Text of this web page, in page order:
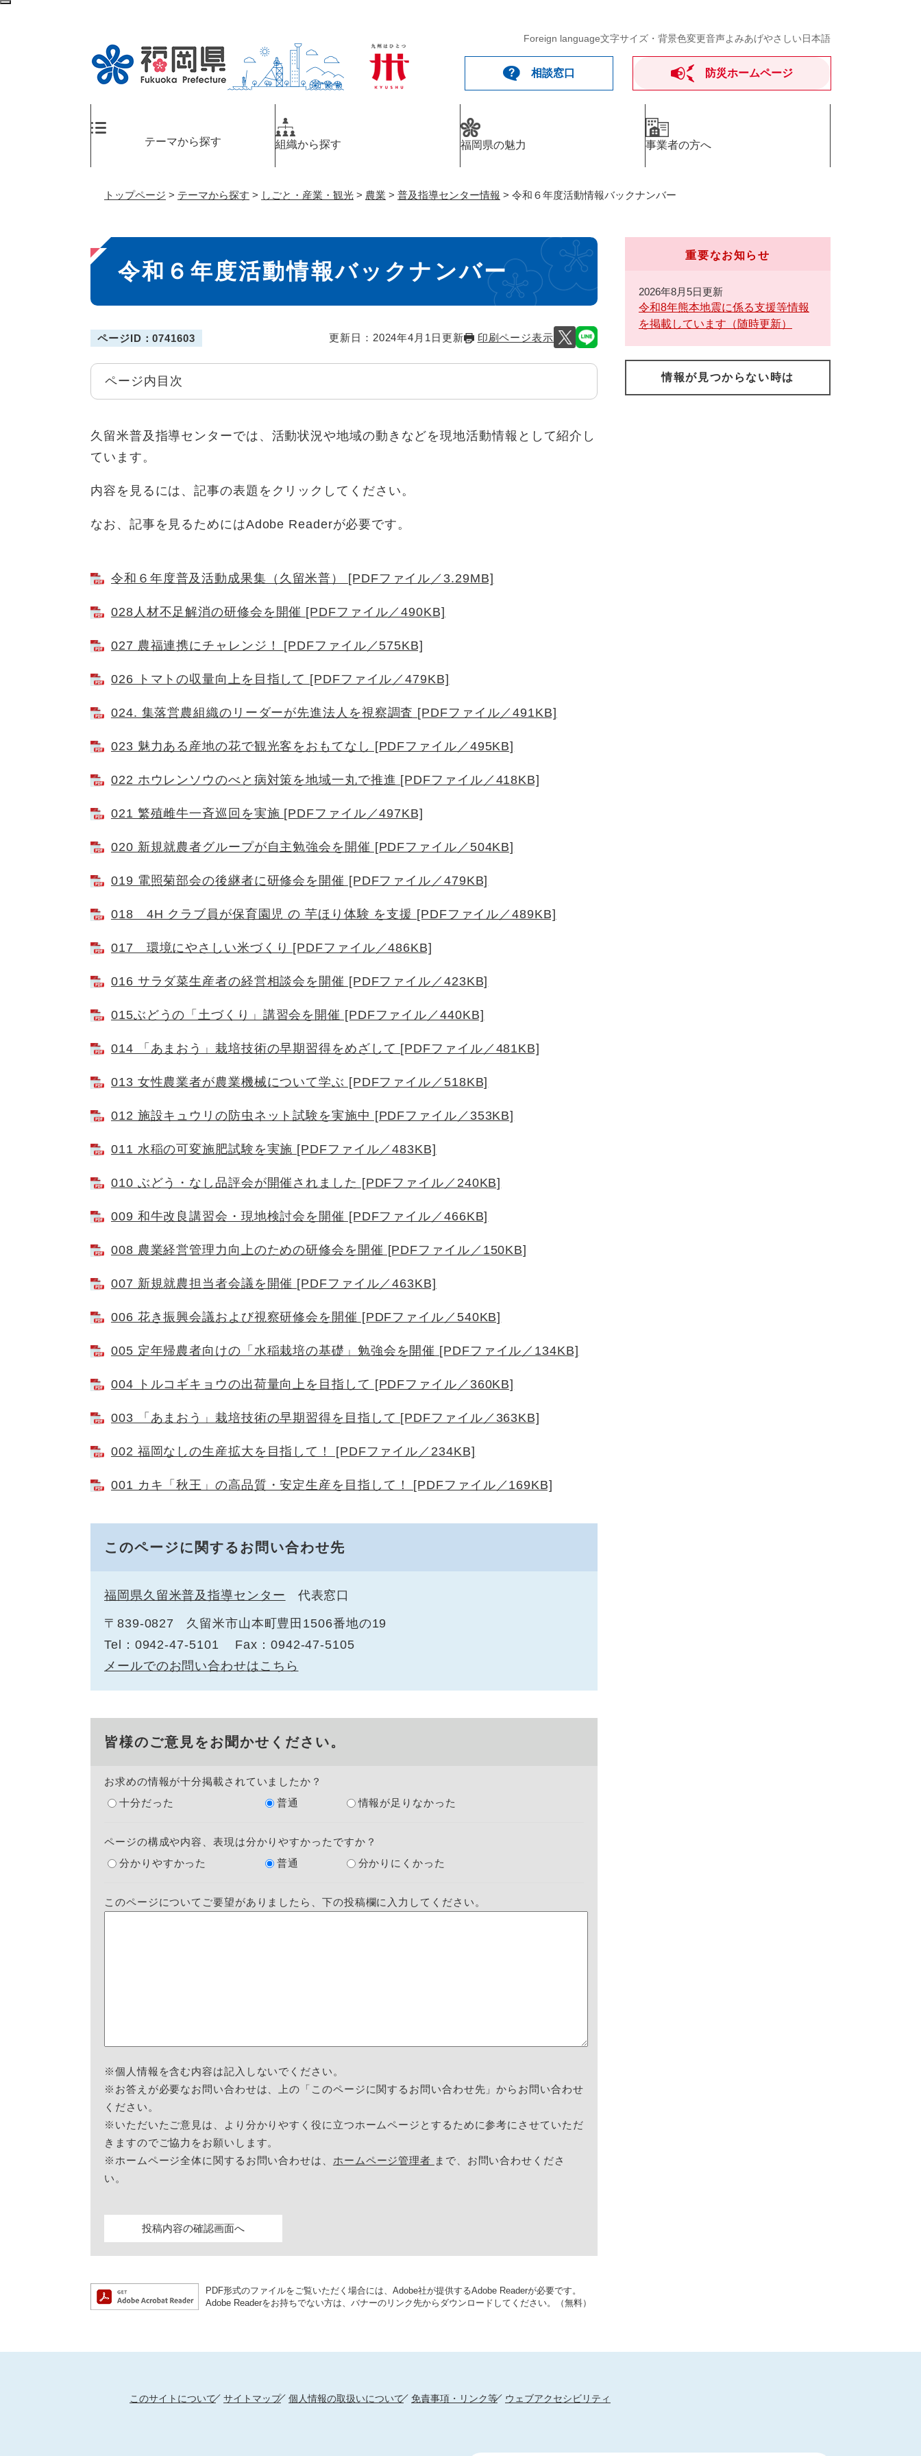
ペ
Foreign language文字サイズ・背景色変更音声よみあげやさしい日本語
相談窓口 防災ホームページ
テーマから探す 組織から探す 福岡県の魅力 事業者の方へ
トップページ > テーマから探す > しごと・産業・観光 > 農業 > 普及指導センター情報 > 令和６年度活動情報バックナンバー
本
文
令和６年度活動情報バックナンバー
ページID：0741603 更新日：2024年4月1日更新 印刷ページ表示
ページ内目次
久留米普及指導センターでは、活動状況や地域の動きなどを現地活動情報として紹介し
ています。
内容を見るには、記事の表題をクリックしてください。
なお、記事を見るためにはAdobe Readerが必要です。
令和６年度普及活動成果集（久留米普） [PDFファイル／3.29MB]
028人材不足解消の研修会を開催 [PDFファイル／490KB]
027 農福連携にチャレンジ！ [PDFファイル／575KB]
026 トマトの収量向上を目指して [PDFファイル／479KB]
024. 集落営農組織のリーダーが先進法人を視察調査 [PDFファイル／491KB]
023 魅力ある産地の花で観光客をおもてなし [PDFファイル／495KB]
022 ホウレンソウのべと病対策を地域一丸で推進 [PDFファイル／418KB]
021 繁殖雌牛一斉巡回を実施 [PDFファイル／497KB]
020 新規就農者グループが自主勉強会を開催 [PDFファイル／504KB]
019 電照菊部会の後継者に研修会を開催 [PDFファイル／479KB]
018 4H クラブ員が保育園児 の 芋ほり体験 を支援 [PDFファイル／489KB]
017 環境にやさしい米づくり [PDFファイル／486KB]
016 サラダ菜生産者の経営相談会を開催 [PDFファイル／423KB]
015ぶどうの「土づくり」講習会を開催 [PDFファイル／440KB]
014 「あまおう」栽培技術の早期習得をめざして [PDFファイル／481KB]
013 女性農業者が農業機械について学ぶ [PDFファイル／518KB]
012 施設キュウリの防虫ネット試験を実施中 [PDFファイル／353KB]
011 水稲の可変施肥試験を実施 [PDFファイル／483KB]
010 ぶどう・なし品評会が開催されました [PDFファイル／240KB]
009 和牛改良講習会・現地検討会を開催 [PDFファイル／466KB]
008 農業経営管理力向上のための研修会を開催 [PDFファイル／150KB]
007 新規就農担当者会議を開催 [PDFファイル／463KB]
006 花き振興会議および視察研修会を開催 [PDFファイル／540KB]
005 定年帰農者向けの「水稲栽培の基礎」勉強会を開催 [PDFファイル／134KB]
004 トルコギキョウの出荷量向上を目指して [PDFファイル／360KB]
003 「あまおう」栽培技術の早期習得を目指して [PDFファイル／363KB]
002 福岡なしの生産拡大を目指して！ [PDFファイル／234KB]
001 カキ「秋王」の高品質・安定生産を目指して！ [PDFファイル／169KB]
このページに関するお問い合わせ先
福岡県久留米普及指導センター 代表窓口
〒839-0827
久留米市山本町豊田1506番地の19
Tel：0942-47-5101
Fax：0942-47-5105
メールでのお問い合わせはこちら
皆様のご意見をお聞かせください。
お求めの情報が十分掲載されていましたか？
十分だった
普通 情報が足りなかった
ページの構成や内容、表現は分かりやすかったですか？
分かりやすかった
普通 分かりにくかった
このページについてご要望がありましたら、下の投稿欄に入力してください。
※個人情報を含む内容は記入しないでください。
※お答えが必要なお問い合わせは、上の「このページに関するお問い合わせ先」からお問い合わせ
ください。
※いただいたご意見は、より分かりやすく役に立つホームページとするために参考にさせていただ
きますのでご協力をお願いします。
※ホームページ全体に関するお問い合わせは、 ホームページ管理者 まで、お問い合わせくださ
い。
PDF形式のファイルをご覧いただく場合には、Adobe社が提供するAdobe Readerが必要です。
Adobe Readerをお持ちでない方は、バナーのリンク先からダウンロードしてください。（無料）
重要なお知らせ
2026年8月5日更新
令和8年熊本地震に係る支援等情報
を掲載しています（随時更新）
情報が見つからない時は
このサイトについて サイトマップ 個人情報の取扱いについて 免責事項・リンク等 ウェブアクセシビリティ